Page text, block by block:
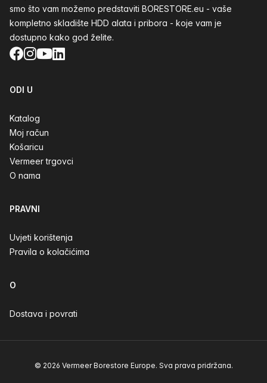
smo što vam možemo predstaviti BORESTORE.eu - vaše
kompletno skladište HDD alata i pribora - koje vam je
dostupno kako god želite.
Facebook
Instagram
YouTube
LinkedIn
ODI U
Katalog
Moj račun
Košaricu
Vermeer trgovci
O nama
PRAVNI
Uvjeti korištenja
Pravila o kolačićima
O
Dostava i povrati
© 2026 Vermeer Borestore Europe. Sva prava pridržana.